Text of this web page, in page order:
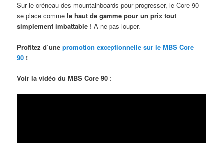
Sur le créneau des mountainboards pour progresser, le Core 90
se place commele haut de gamme pour un prix tout
simplement imbattable ! A ne pas louper.
Profitez d’unepromotion exceptionnelle sur le MBS Core
90 !
Voir la vidéo du MBS Core 90 :